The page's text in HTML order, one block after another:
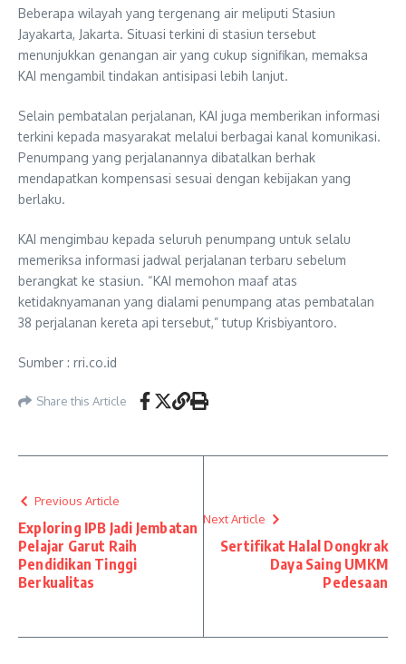
Beberapa wilayah yang tergenang air meliputi Stasiun
Jayakarta, Jakarta. Situasi terkini di stasiun tersebut
menunjukkan genangan air yang cukup signifikan, memaksa
KAI mengambil tindakan antisipasi lebih lanjut.
Selain pembatalan perjalanan, KAI juga memberikan informasi
terkini kepada masyarakat melalui berbagai kanal komunikasi.
Penumpang yang perjalanannya dibatalkan berhak
mendapatkan kompensasi sesuai dengan kebijakan yang
berlaku.
KAI mengimbau kepada seluruh penumpang untuk selalu
memeriksa informasi jadwal perjalanan terbaru sebelum
berangkat ke stasiun. “KAI memohon maaf atas
ketidaknyamanan yang dialami penumpang atas pembatalan
38 perjalanan kereta api tersebut,” tutup Krisbiyantoro.
Sumber : rri.co.id
Share this Article
Previous Article
Exploring IPB Jadi Jembatan
Pelajar Garut Raih
Pendidikan Tinggi
Berkualitas
Next Article
Sertifikat Halal Dongkrak
Daya Saing UMKM
Pedesaan